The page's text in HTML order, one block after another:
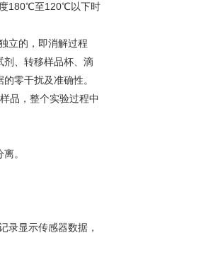
度180℃至120℃以下时
立的，即消解过程
剂、转移样品杯、滴
零干扰及准确性。
品，整个实验过程中
。
录显示传感器数据，